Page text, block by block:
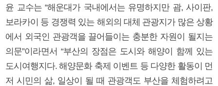
윤 교수는 “해운대가 국내에서는 유명하지만 괌, 사이판,
보라카이 등 경쟁력 있는 해외의 대체 관광지가 많은 상황
에서 외국인 관광객을 끌어들이는 충분한 자원이 될지는
의문”이라면서 “부산의 장점은 도시와 해양이 함께 있는
도시여행지다. 해양문화 축제 이벤트 등 다양한 활동이 먼
저 시민의 삶, 일상이 될 때 관광객도 부산을 체험하려고